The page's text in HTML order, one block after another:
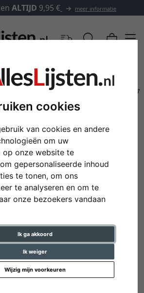
cookies
van cookies en andere
om uw
op onze website te
gepersonaliseerde inhoud
te tonen, om ons
te analyseren en om te
onze bezoekers vandaan
Ik ga akkoord
Ik weiger
Wijzig mijn voorkeuren
ALTIJD 9,95 € meer informatie